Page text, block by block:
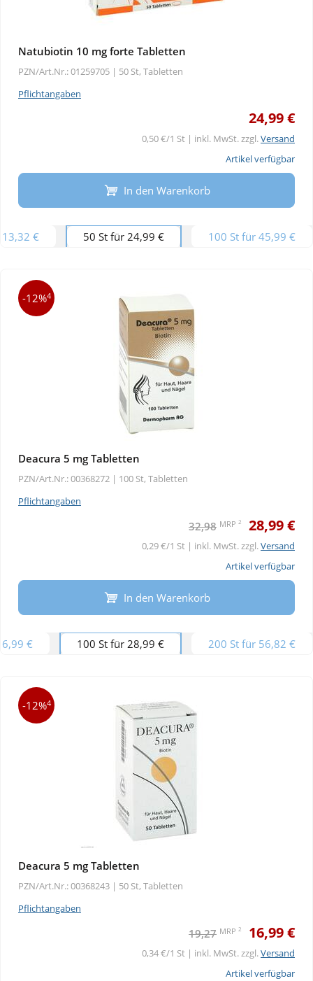
Natubiotin 10 mg forte Tabletten
PZN/Art.Nr.: 01259705 | 50 St, Tabletten
Pflichtangaben
24,99 €
0,50 €/1 St | inkl. MwSt. zzgl.Versand
Artikel verfügbar
In den Warenkorb
€ 50 St für 24,99 € 100 St für 45,99 €
-12%4
Deacura 5 mg Tabletten
PZN/Art.Nr.: 00368272 | 100 St, Tabletten
Pflichtangaben
32,98 MRP 2 28,99 €
0,29 €/1 St | inkl. MwSt. zzgl.Versand
Artikel verfügbar
In den Warenkorb
€ 100 St für 28,99 € 200 St für 56,82 €
-12%4
Deacura 5 mg Tabletten
PZN/Art.Nr.: 00368243 | 50 St, Tabletten
Pflichtangaben
19,27 MRP 2 16,99 €
0,34 €/1 St | inkl. MwSt. zzgl.Versand
Artikel verfügbar